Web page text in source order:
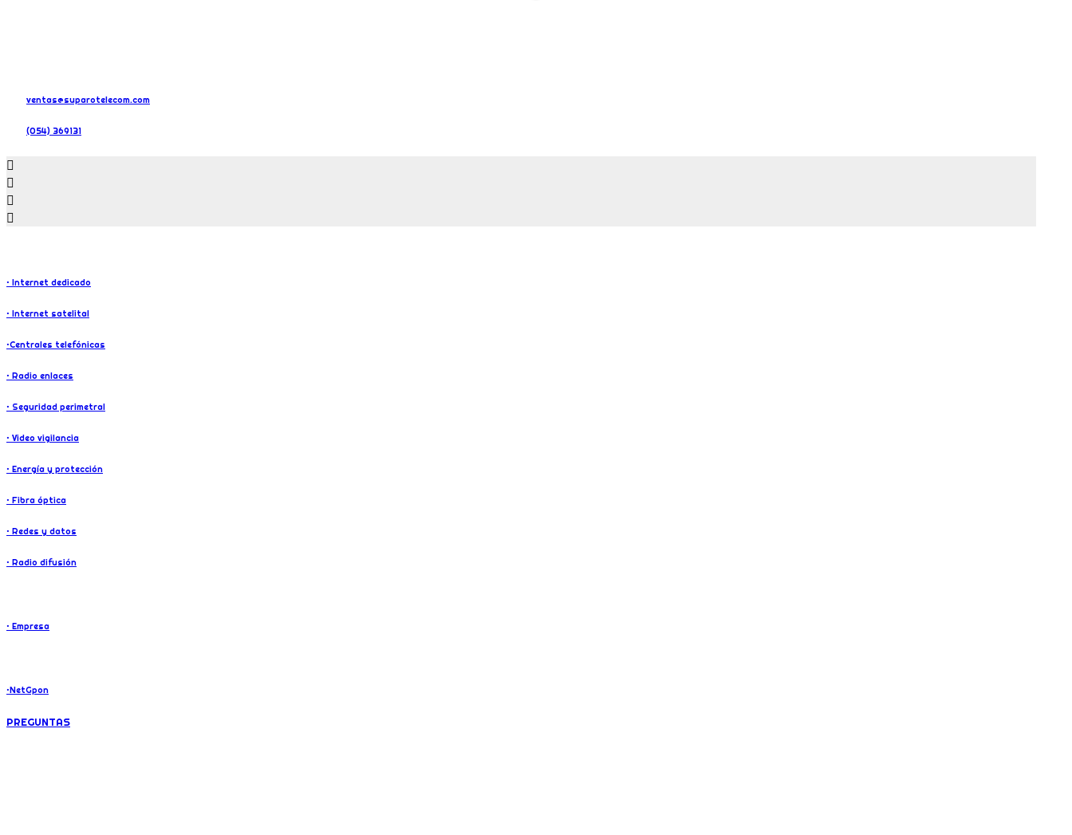
ventas@suparotelecom.com
(054) 369131
• Internet dedicado
• Internet satelital
•Centrales telefónicas
• Radio enlaces
• Seguridad perimetral
• Video vigilancia
• Energía y protección
• Fibra óptica
• Redes y datos
• Radio difusión
• Empresa
•NetGpon
PREGUNTAS